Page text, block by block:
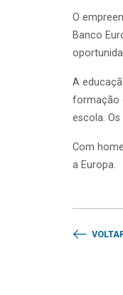
O
Banco
A
formação
escola.
Com
a Europa.